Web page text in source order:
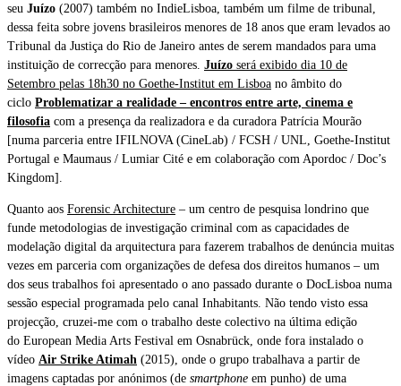
seu Juízo (2007) também no IndieLisboa, também um filme de tribunal,
dessa feita sobre jovens brasileiros menores de 18 anos que eram levados ao
Tribunal da Justiça do Rio de Janeiro antes de serem mandados para uma
instituição de correcção para menores. Juízo será exibido dia 10 de
Setembro pelas 18h30 no Goethe-Institut em Lisboa no âmbito do
ciclo Problematizar a realidade – encontros entre arte, cinema e
filosofia com a presença da realizadora e da curadora Patrícia Mourão
[numa parceria entre IFILNOVA (CineLab) / FCSH / UNL, Goethe-Institut
Portugal e Maumaus / Lumiar Cité e em colaboração com Apordoc / Doc’s
Kingdom].
Quanto aos Forensic Architecture – um centro de pesquisa londrino que
funde metodologias de investigação criminal com as capacidades de
modelação digital da arquitectura para fazerem trabalhos de denúncia muitas
vezes em parceria com organizações de defesa dos direitos humanos – um
dos seus trabalhos foi apresentado o ano passado durante o DocLisboa numa
sessão especial programada pelo canal Inhabitants. Não tendo visto essa
projecção, cruzei-me com o trabalho deste colectivo na última edição
do European Media Arts Festival em Osnabrück, onde fora instalado o
vídeo Air Strike Atimah (2015), onde o grupo trabalhava a partir de
imagens captadas por anónimos (de smartphone em punho) de uma